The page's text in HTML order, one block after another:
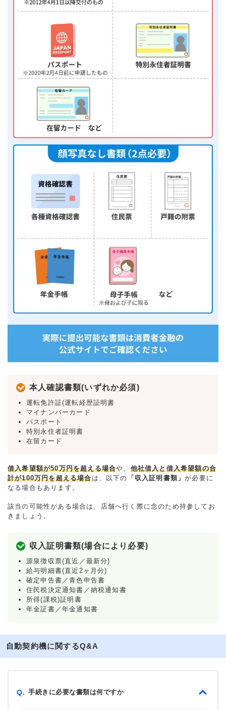
本人確認書類(いずれか必須)
運転免許証(運転経歴証明書
マイナンバーカード
パスポート
特別永住者証明書
在留カード
借入希望額が50万円を超える場合や、 他社借入と借入希望額の合
計が100万円を超える場合は、以下の 「収入証明書類」が必要に
なる場合もあります。
該当の可能性がある場合は、店舗へ行く際に念のため持参してお
きましょう。
収入証明書類(場合により必要)
源泉徴収票(直近／最新分)
給与明細書(直近2ヶ月分)
確定申告書／青色申告書
住民税決定通知書／納税通知書
所得(課税)証明書
年金証書／年金通知書
自動契約機に関するQ&A
Q. 手続きに必要な書類は何ですか